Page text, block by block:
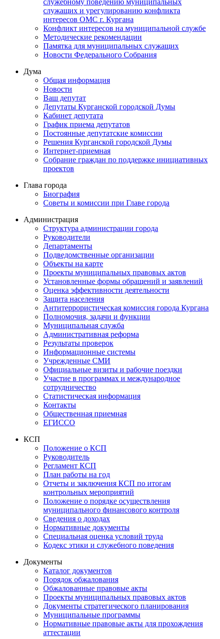
служащих и урегулированию конфликта
интересов ОМС г. Кургана
Конфликт интересов на муниципальной службе
Методические рекомендации
Памятка для муниципальных служащих
Новости Федерального Cобрания
Дума
Общая информация
Новости
Ваш депутат
Депутаты Курганской городской Думы
Кабинет депутата
График приема депутатов
Постоянные депутатские комиссии
Решения Курганской городской Думы
Интернет-приемная
Собрание граждан по поддержке инициативных
проектов
Глава города
Биография
Советы и комиссии при Главе города
Администрация
Структура администрации города
Руководители
Департаменты
Подведомственные организации
Объекты на карте
Проекты муниципальных правовых актов
Установленные формы обращений и заявлений
Оценка эффективности деятельности
Защита населения
Антитеррористическая комиссия города Кургана
Полномочия, задачи и функции
Муниципальная служба
Административная реформа
Результаты проверок
Информационные системы
Учрежденные СМИ
Официальные визиты и рабочие поездки
Участие в программах и международное
сотрудничество
Статистическая информация
Контакты
Общественная приемная
ЕГИССО
КСП
Положение о КСП
Руководитель
Регламент КСП
План работы на год
Отчеты и заключения КСП по итогам
контрольных мероприятий
Положение о порядке осуществления
муниципального финансового контроля
Сведения о доходах
Нормативные документы
Специальная оценка условий труда
Кодекс этики и служебного поведения
Документы
Каталог документов
Порядок обжалования
Обжалованные правовые акты
Проекты муниципальных правовых актов
Документы стратегического планирования
Муниципальные программы
Нормативные правовые акты для прохождения
аттестации